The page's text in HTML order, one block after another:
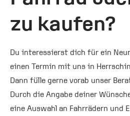
zu kaufen?
Du interessierst dich für ein
einen Termin mit uns in
Dann fülle gerne vorab unser
Durch die Angabe deiner
eine Auswahl an Fahrrädern und